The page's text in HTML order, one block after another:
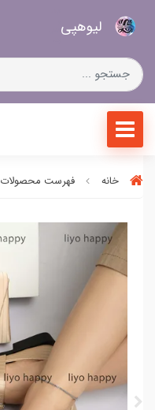
لیو‌هپی
خانه فهرست محصولات